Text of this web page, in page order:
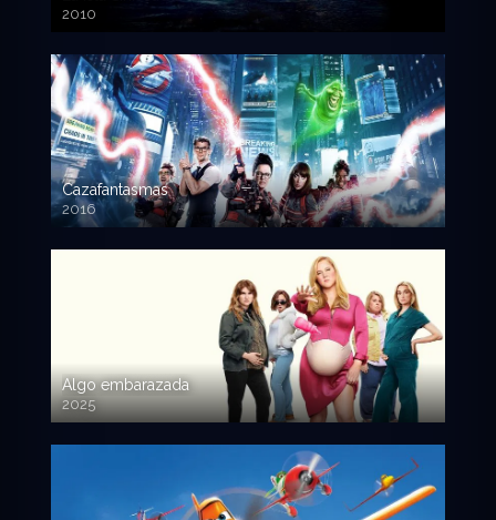
2010
720p HD
Cazafantasmas
2016
720p HD
Algo embarazada
2025
720p HD